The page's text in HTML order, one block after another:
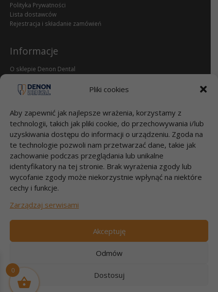
Pliki cookies
Aby zapewnić jak najlepsze wrażenia, korzystamy z
technologii, takich jak pliki cookie, do przechowywania i/lub
uzyskiwania dostępu do informacji o urządzeniu. Zgoda na
te technologie pozwoli nam przetwarzać dane, takie jak
zachowanie podczas przeglądania lub unikalne
identyfikatory na tej stronie. Brak wyrażenia zgody lub
wycofanie zgody może niekorzystnie wpłynąć na niektóre
cechy i funkcje.
Zarządzaj serwisami
Akceptuję
Odmów
Dostosuj
Polityka Prywatności
Lista dostawców
Rejestracja i składanie zamówień
Informacje
O sklepie Denon Dental
dental.pl
Przelewy
Bank Millenium S.A.
95 1160 2202 0000 0000 2812 4826
DENON DENTAL Sp. z o.o.
Łubna 56
05-532 ŁUBNA
0